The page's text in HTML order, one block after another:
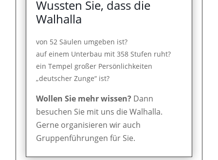
Wussten Sie, dass die
Walhalla
von 52 Säulen umgeben ist?
auf einem Unterbau mit 358 Stufen ruht?
ein Tempel großer Persönlichkeiten
„deutscher Zunge“ ist?
Wollen Sie mehr wissen? Dann
besuchen Sie mit uns die Walhalla.
Gerne organisieren wir auch
Gruppenführungen für Sie.